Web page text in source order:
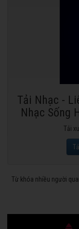
Tải Nhạc -
Nhạc Sống
Tải
Từ khóa nhiều người